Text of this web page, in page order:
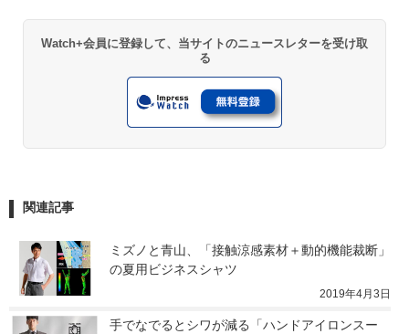
Watch+会員に登録して、当サイトのニュースレターを受け取
る
関連記事
ミズノと青山、「接触涼感素材＋動的機能裁断」
の夏用ビジネスシャツ
2019年4月3日
手でなでるとシワが減る「ハンドアイロンスー